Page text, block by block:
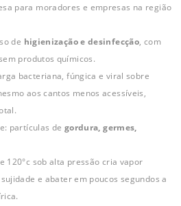
para moradores e empresas na região
de higienização e desinfecção, com
produtos químicos.
bacteriana, fúngica e viral sobre
aos cantos menos acessíveis,
partículas de gordura, germes,
120°c sob alta pressão cria vapor
e abater em poucos segundos a